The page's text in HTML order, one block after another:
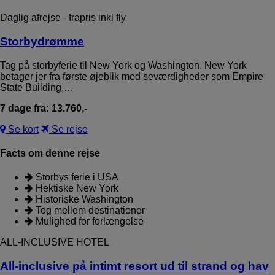
Daglig afrejse - frapris inkl fly
Storbydrømme
Tag på storbyferie til New York og Washington. New York
betager jer fra første øjeblik med seværdigheder som Empire
State Building,…
7 dage fra: 13.760,-
Se kort
Se rejse
Facts om denne rejse
Storbys ferie i USA
Hektiske New York
Historiske Washington
Tog mellem destinationer
Mulighed for forlængelse
ALL-INCLUSIVE HOTEL
All-inclusive på intimt resort ud til strand og hav